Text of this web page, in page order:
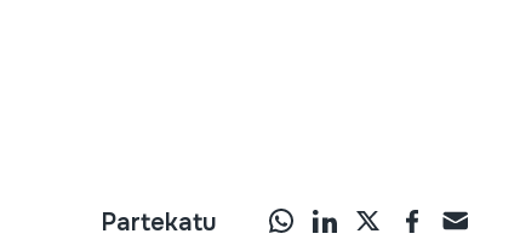
Partekatu